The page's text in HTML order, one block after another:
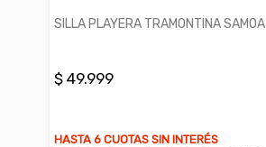
SILLA PLAYERA TRAMONTINA SAMOA
$ 49.999
HASTA 6 CUOTAS SIN INTERÉS